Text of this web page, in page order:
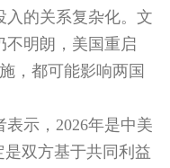
入的关系复杂化。文
不明朗，美国重启
，都可能影响两国
示，2026年是中美
是双方基于共同利益